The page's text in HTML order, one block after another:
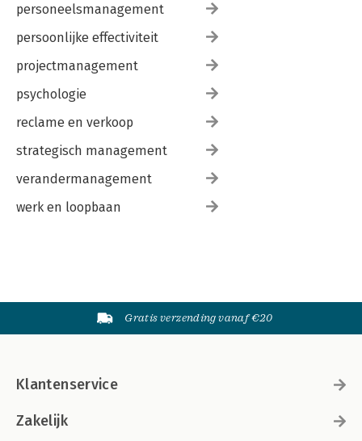
personeelsmanagement
persoonlijke effectiviteit
projectmanagement
psychologie
reclame en verkoop
strategisch management
verandermanagement
werk en loopbaan
Gratis verzending vanaf €20
Klantenservice
Zakelijk